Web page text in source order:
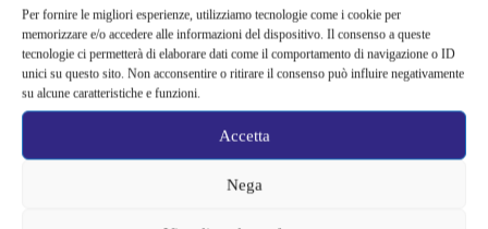
Per fornire le migliori esperienze, utilizziamo tecnologie come i cookie per
memorizzare e/o accedere alle informazioni del dispositivo. Il consenso a queste
tecnologie ci permetterà di elaborare dati come il comportamento di navigazione o ID
unici su questo sito. Non acconsentire o ritirare il consenso può influire negativamente
su alcune caratteristiche e funzioni.
Accetta
Nega
progetto è in sviluppo: cosa resta dell’esperimento
Netflix saluta 16 titoli ad agosto 2026 | 3 serie e 13 film lasciano il
catalogo: le date da segnare per l’ultimo rewatch
Netflix indaga sul lato oscuro del pollo fritto | Mo Gilligan affronta
Uno splendido errore 3 arriva su Netflix, l’ora esatta del debutto in